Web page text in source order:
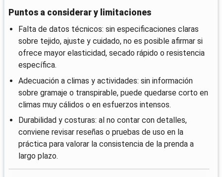
Puntos a considerar y limitaciones
Falta de datos técnicos: sin especificaciones claras
sobre tejido, ajuste y cuidado, no es posible afirmar si
ofrece mayor elasticidad, secado rápido o resistencia
específica.
Adecuación a climas y actividades: sin información
sobre gramaje o transpirable, puede quedarse corto en
climas muy cálidos o en esfuerzos intensos.
Durabilidad y costuras: al no contar con detalles,
conviene revisar reseñas o pruebas de uso en la
práctica para valorar la consistencia de la prenda a
largo plazo.